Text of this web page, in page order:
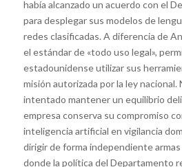
había alcanzado un acuerdo con el
para desplegar sus modelos de
redes clasificadas. A diferencia de
el estándar de «todo uso legal»,
estadounidense utilizar sus
misión autorizada por la ley
intentado mantener un equilibrio
empresa conserva su compromiso
inteligencia artificial en vigilancia
dirigir de forma independiente
donde la política del Departamento